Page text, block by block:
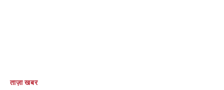
ताज़ा खबर